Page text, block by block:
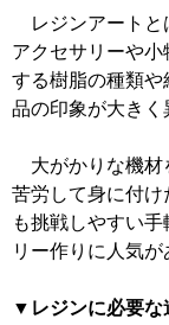
レジンアートと
アクセサリーや
する樹脂の種類
品の印象が大きく
大がかりな機材
苦労して身に付
も挑戦しやすい
リー作りに人気が
▼レジンに必要な